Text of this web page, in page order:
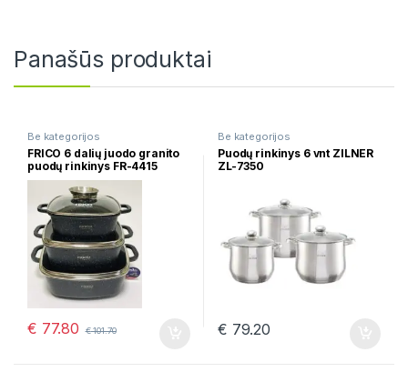
Panašūs produktai
Be kategorijos
FRICO 6 dalių juodo granito
puodų rinkinys FR-4415
€ 77.80 €101.70
Be kategorijos
Puodų rinkinys 6 vnt ZILNER
ZL-7350
€ 79.20